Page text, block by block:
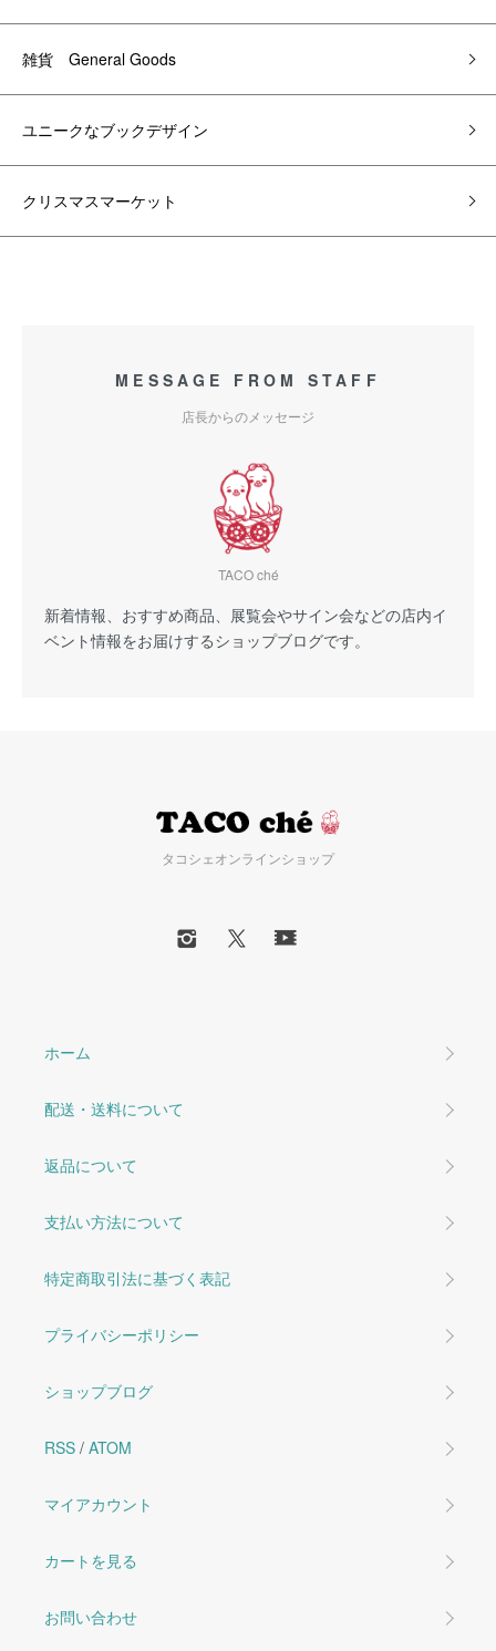
雑貨 General Goods
ユニークなブックデザイン
クリスマスマーケット
MESSAGE FROM STAFF
店長からのメッセージ
TACO ché
新着情報、おすすめ商品、展覧会やサイン会などの店内イ
ベント情報をお届けするショップブログです。
タコシェオンラインショップ
ホーム
配送・送料について
返品について
支払い方法について
特定商取引法に基づく表記
プライバシーポリシー
ショップブログ
RSS / ATOM
マイアカウント
カートを見る
お問い合わせ